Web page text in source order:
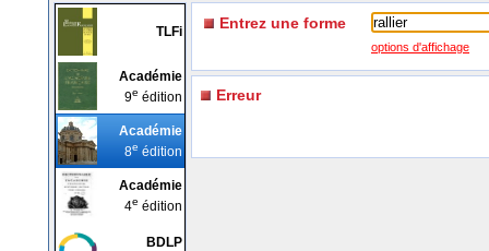
TLFi
Académie
9e édition
Académie
8e édition
Académie
4e édition
BDLP
Entrez une forme
options d'affichage
Erreur